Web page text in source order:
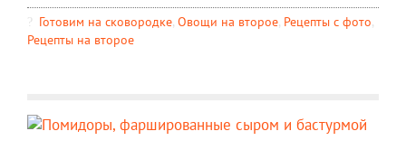
Готовим на сковородке, Овощи на второе, Рецепты c фото,
Рецепты на второе